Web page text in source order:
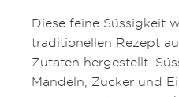
Diese feine Süssigkeit
traditionellen Rezept
Zutaten hergestellt.
Mandeln, Zucker und